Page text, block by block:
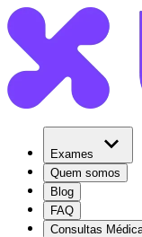
Exames
Quem somos
Blog
FAQ
Consultas